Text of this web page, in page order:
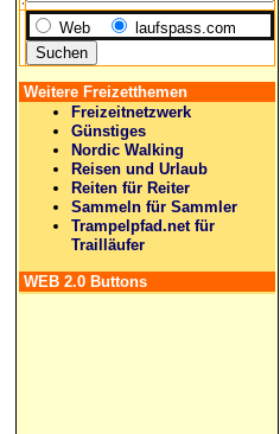
Web laufspass.com
Weitere Freizetthemen
Freizeitnetzwerk
Günstiges
Nordic Walking
Reisen und Urlaub
Reiten für Reiter
Sammeln für Sammler
Trampelpfad.net für
Trailläufer
WEB 2.0 Buttons